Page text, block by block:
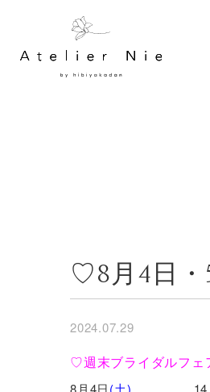
♡8月4日
2024.07.29
♡週末ブライダルフ
8月4日(土)